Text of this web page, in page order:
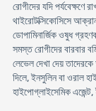
রোগীদের যদি পর্যবেক্ষণে
থাইরোটক্সিকোসিসে
ডোপামিনার্জিক ওষুধ
সমস্ত রোগীদের বারবার
লেভেল দেখা দেয়
দিলে, ইনসুলিন বা ওরাল
হাইপোগ্লাইসেমিক